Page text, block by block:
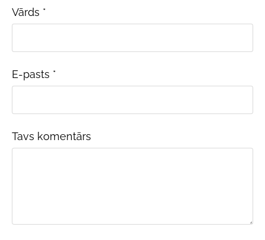
Vārds *
E-pasts *
Tavs komentārs